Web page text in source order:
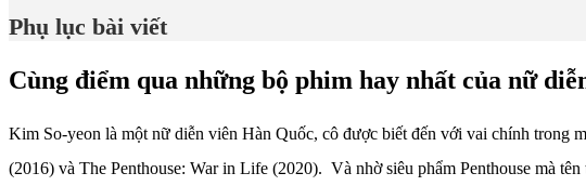
Phụ lục bài viết
Cùng điểm qua những bộ phim hay nhất của nữ
Kim So-yeon là một nữ diễn viên Hàn Quốc, cô được biết đến với vai chính trong
(2016) và The Penthouse: War in Life (2020). Và nhờ siêu phẩm Penthouse mà